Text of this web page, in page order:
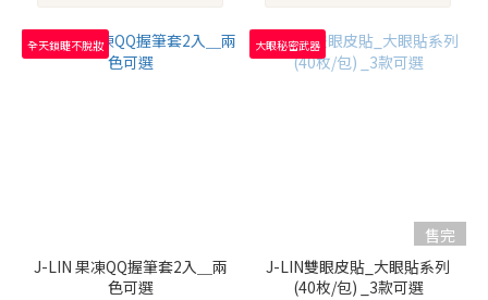
全天鎖睫不脫妝
J-LIN 果凍QQ握筆套2入＿兩
色可選
大眼秘密武器
售完
J-LIN雙眼皮貼_大眼貼系列
(40枚/包) _3款可選